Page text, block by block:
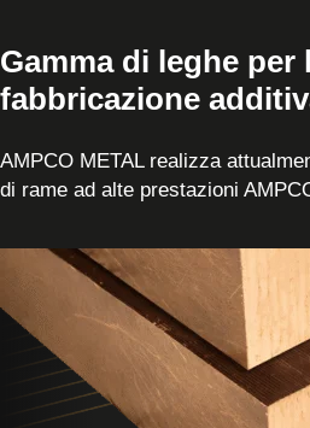
Gamma di leghe per
fabbricazione
AMPCO METAL realizza
di rame ad alte prestazioni
Visualizza
il
prodotto